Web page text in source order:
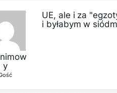
y
UE, ale i za
i byłabym w